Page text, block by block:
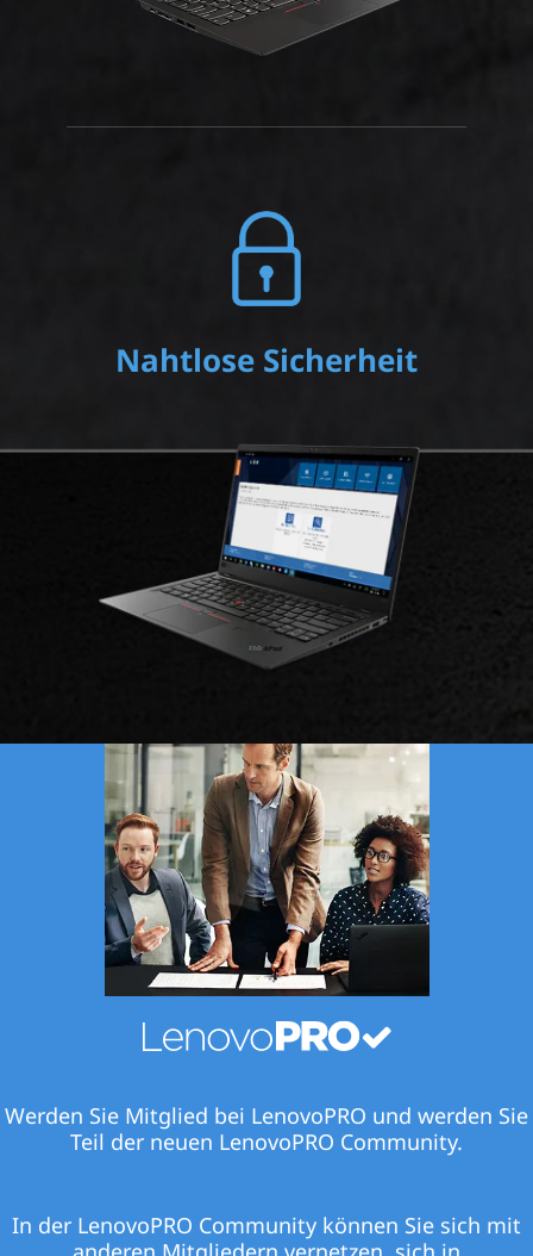
Nahtlose Sicherheit
Werden Sie Mitglied bei LenovoPRO und werden Sie
Teil der neuen LenovoPRO Community.
In der LenovoPRO Community können Sie sich mit